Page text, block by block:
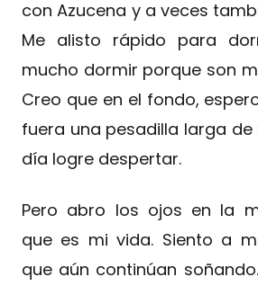
con Azucena y a veces
Me alisto rápido para
mucho dormir porque son
Creo que en el fondo,
fuera una pesadilla larga de
día logre despertar.
Pero abro los ojos en la
que es mi vida. Siento a
que aún continúan